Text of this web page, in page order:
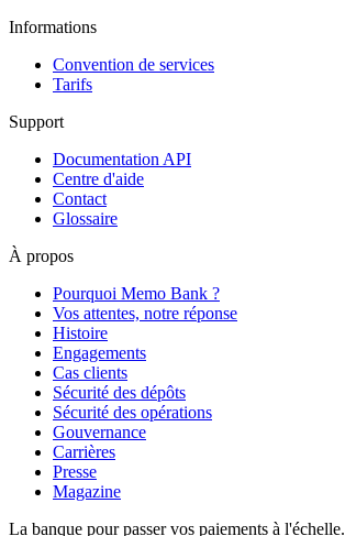
Informations
Convention de services
Tarifs
Support
Documentation API
Centre d'aide
Contact
Glossaire
À propos
Pourquoi Memo Bank ?
Vos attentes, notre réponse
Histoire
Engagements
Cas clients
Sécurité des dépôts
Sécurité des opérations
Gouvernance
Carrières
Presse
Magazine
La banque pour passer vos paiements à l'échelle.